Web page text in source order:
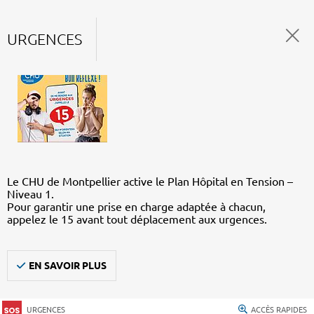
URGENCES
Le CHU de Montpellier active le Plan Hôpital en Tension –
Niveau 1.
Pour garantir une prise en charge adaptée à chacun,
appelez le 15 avant tout déplacement aux urgences.
EN SAVOIR PLUS
URGENCES ACCÈS RAPIDES